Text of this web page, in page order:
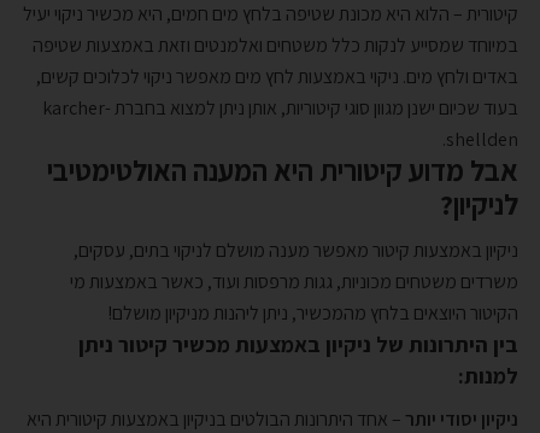
קיטורית – הלוא היא מכונת שטיפה בלחץ מים חמים, היא מכשיר ניקוי יעיל
במיוחד שמסייע לנקות כלל משטחים ואלמנטים וזאת באמצעות שטיפה
באדים ולחץ מים. ניקוי באמצעות לחץ מים מאפשר ניקוי לכלוכים קשים,
בעוד שכיום ישנן מגוון סוגי קיטוריות, אותן ניתן למצוא בחברת karcher-
shellden.
אבל מדוע קיטורית היא המענה האולטימטיבי
לניקיון?
ניקיון באמצעות קיטור מאפשר מענה מושלם לניקוי בתים, עסקים,
משרדים משטחים מכוניות, גגות מרפסות ועוד, כאשר באמצעות מי
הקיטור היוצאים בלחץ מהמכשיר, ניתן ליהנות מניקיון מושלם!
בין היתרונות של ניקיון באמצעות מכשיר קיטור ניתן
למנות:
ניקיון יסודי יותר – אחד היתרונות הבולטים בניקיון באמצעות קיטורית היא